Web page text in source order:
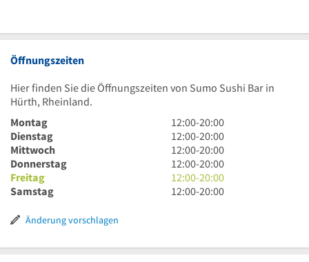
Öffnungszeiten
Hier finden Sie die Öffnungszeiten von Sumo Sushi Bar in
Hürth, Rheinland.
Montag
12
Uhr
bis
20
Uhr
12:00-20:00
Dienstag
12
Uhr
bis
20
Uhr
12:00-20:00
Mittwoch
12
Uhr
bis
20
12:00-20:00
Donnerstag
12
Uhr
bis
12:00-20:00
Freitag
12
Uhr
12:00-20:00
Samstag
12
Uhr
12:00-20:00
Änderung vorschlagen